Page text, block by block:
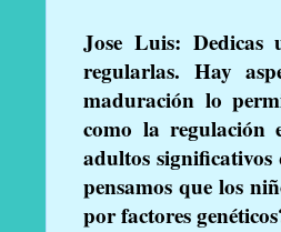
Jose Luis: Dedicas
regularlas. Hay
maduración lo
como la regulación
adultos significativos
pensamos que los
por factores